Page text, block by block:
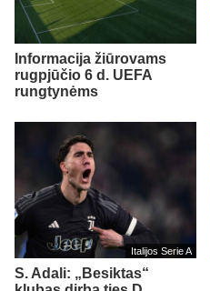
Informacija žiūrovams
rugpjūčio 6 d. UEFA
rungtynėms
Italijos Serie A
S. Adali: „Besiktas“